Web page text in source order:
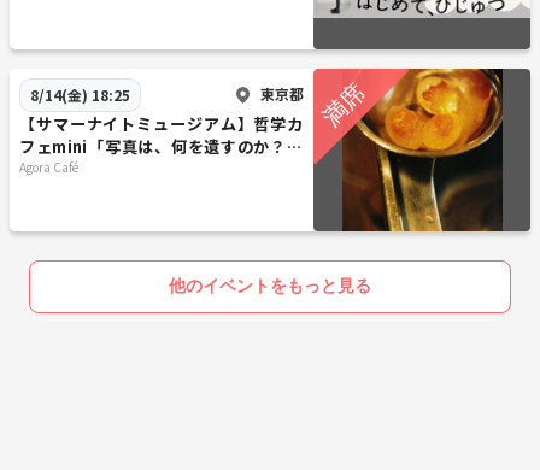
8/14(金) 18:25 東京都
【サマーナイトミュージアム】哲学カ
フェmini「写真は、何を遺すのか？」
@ 東京写真美術館※年齢制限有
Agora Café
他のイベントをもっと見る